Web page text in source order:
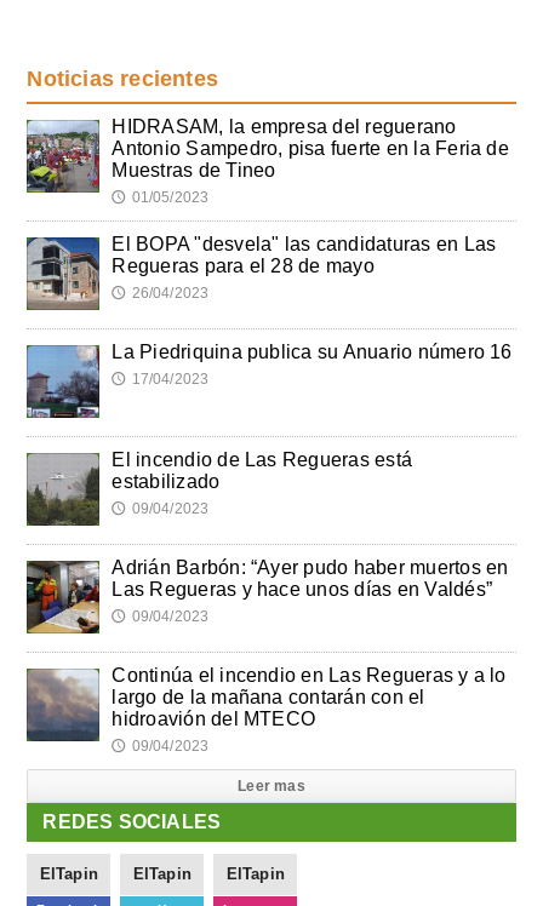
Noticias recientes
HIDRASAM, la empresa del reguerano
Antonio Sampedro, pisa fuerte en la Feria de
Muestras de Tineo
🕔 01/05/2023
El BOPA "desvela" las candidaturas en Las
Regueras para el 28 de mayo
🕔 26/04/2023
La Piedriquina publica su Anuario número 16
🕔 17/04/2023
El incendio de Las Regueras está
estabilizado
🕔 09/04/2023
Adrián Barbón: “Ayer pudo haber muertos en
Las Regueras y hace unos días en Valdés”
🕔 09/04/2023
Continúa el incendio en Las Regueras y a lo
largo de la mañana contarán con el
hidroavión del MTECO
🕔 09/04/2023
Leer mas
REDES SOCIALES
ElTapin ElTapin ElTapin